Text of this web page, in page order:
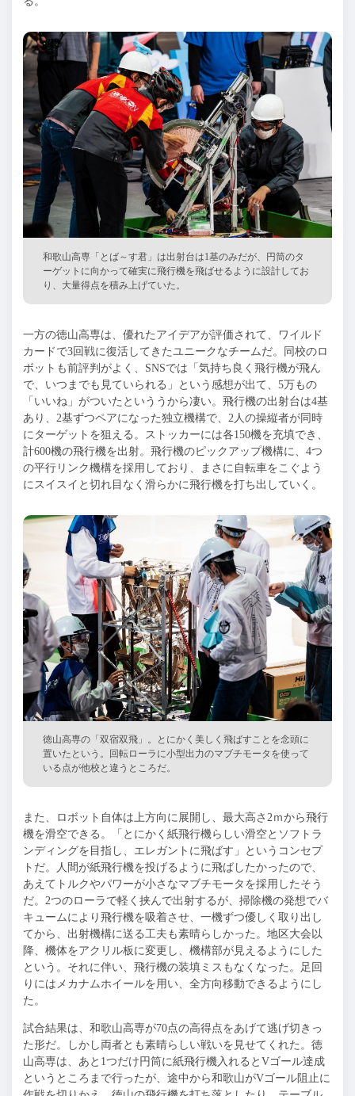
和歌山高専「とば～す君」は出射台は1基のみだが、円筒のタ
ーゲットに向かって確実に飛行機を飛ばせるように設計してお
り、大量得点を積み上げていた。
一方の徳山高専は、優れたアイデアが評価されて、ワイルド
カードで3回戦に復活してきたユニークなチームだ。同校のロ
ボットも前評判がよく、SNSでは「気持ち良く飛行機が飛ん
で、いつまでも見ていられる」という感想が出て、5万もの
「いいね」がついたといううから凄い。飛行機の出射台は4基
あり、2基ずつペアになった独立機構で、2人の操縦者が同時
にターゲットを狙える。ストッカーには各150機を充填でき、
計600機の飛行機を出射。飛行機のピックアップ機構に、4つ
の平行リンク機構を採用しており、まさに自転車をこぐよう
にスイスイと切れ目なく滑らかに飛行機を打ち出していく。
徳山高専の「双宿双飛」。とにかく美しく飛ばすことを念頭に
置いたという。回転ローラに小型出力のマブチモータを使って
いる点が他校と違うところだ。
また、ロボット自体は上方向に展開し、最大高さ2ｍから飛行
機を滑空できる。「とにかく紙飛行機らしい滑空とソフトラ
ンディングを目指し、エレガントに飛ばす」というコンセプ
トだ。人間が紙飛行機を投げるように飛ばしたかったので、
あえてトルクやパワーが小さなマブチモータを採用したそう
だ。2つのローラで軽く挟んで出射するが、掃除機の発想でバ
キュームにより飛行機を吸着させ、一機ずつ優しく取り出し
てから、出射機構に送る工夫も素晴らしかった。地区大会以
降、機体をアクリル板に変更し、機構部が見えるようにした
という。それに伴い、飛行機の装填ミスもなくなった。足回
りにはメカナムホイールを用い、全方向移動できるようにし
た。
試合結果は、和歌山高専が70点の高得点をあげて逃げ切きっ
た形だ。しかし両者とも素晴らしい戦いを見せてくれた。徳
山高専は、あと1つだけ円筒に紙飛行機入れるとVゴール達成
というところまで行ったが、途中から和歌山がVゴール阻止に